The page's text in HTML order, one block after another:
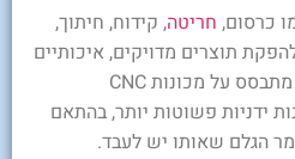
כרסום, חריטה, קידוח, חיתוך,
תוצרים מדויקים, איכותיים
ואמינים ללא פשרות. הייצור מתבסס על מכונות CNC
ידניות פשוטות יותר, בהתאם
הגלם שאותו יש לעבד.